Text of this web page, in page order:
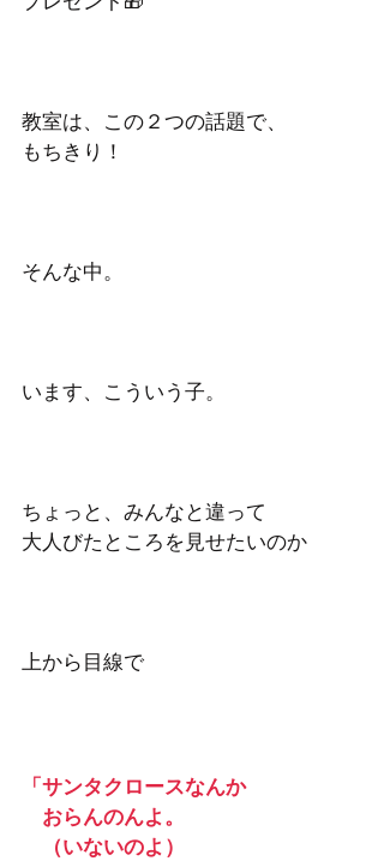
教室は、この２つの話題で、
もちきり！
そんな中。
います、こういう子。
ちょっと、みんなと違って
大人びたところを見せたいのか
上から目線で
「サンタクロースなんか
おらんのんよ。
（いないのよ）